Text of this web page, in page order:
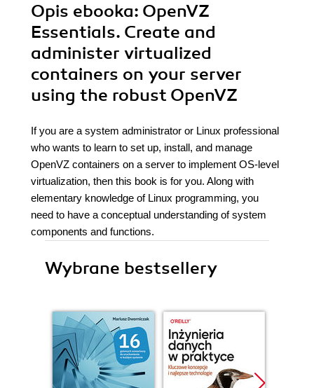
Opis ebooka: OpenVZ
Essentials. Create and
administer virtualized
containers on your server
using the robust OpenVZ
If you are a system administrator or Linux professional
who wants to learn to set up, install, and manage
OpenVZ containers on a server to implement OS-level
virtualization, then this book is for you. Along with
elementary knowledge of Linux programming, you
need to have a conceptual understanding of system
components and functions.
Wybrane bestsellery